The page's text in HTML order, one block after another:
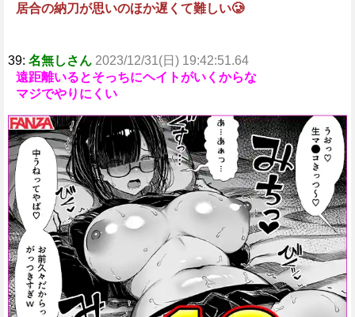
居合の納刀が思いのほか遅くて難しい🥲
39: 名無しさん 2023/12/31(日) 19:42:51.64
遠距離いるとそっちにヘイトがいくからな
マジでやりにくい